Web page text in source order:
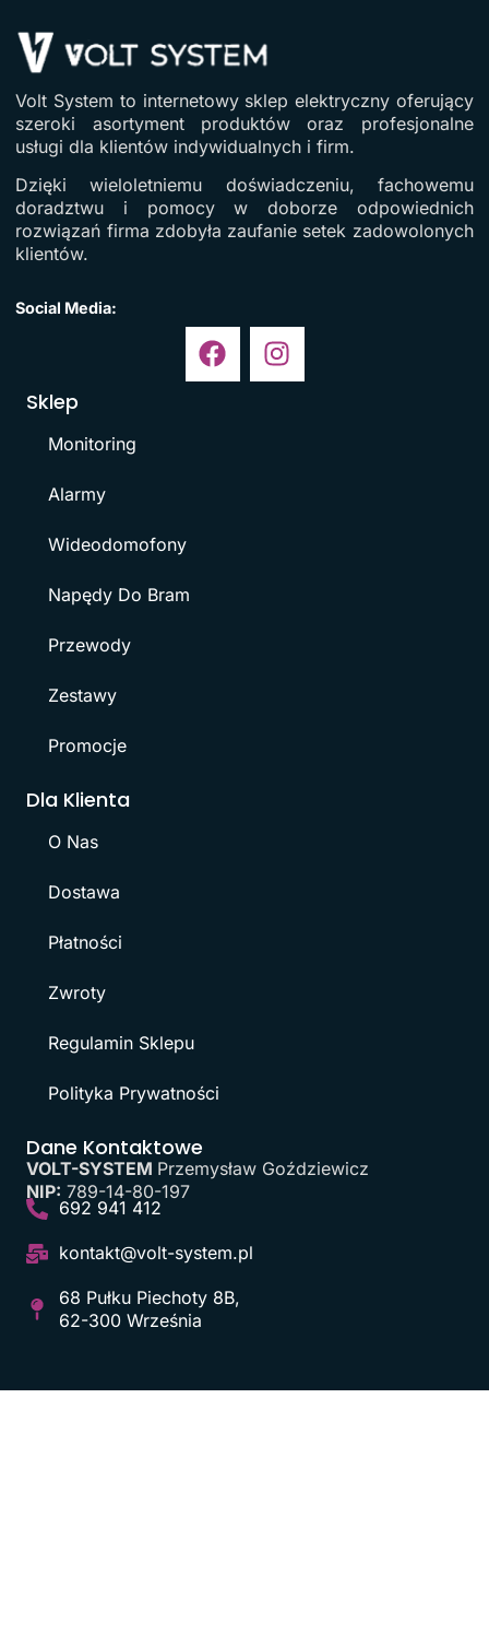
Volt System to internetowy sklep elektryczny oferujący
szeroki asortyment produktów oraz profesjonalne
usługi dla klientów indywidualnych i firm.
Dzięki wieloletniemu doświadczeniu, fachowemu
doradztwu i pomocy w doborze odpowiednich
rozwiązań firma zdobyła zaufanie setek zadowolonych
klientów.
Social Media:
Sklep
Monitoring
Alarmy
Wideodomofony
Napędy Do Bram
Przewody
Zestawy
Promocje
Dla Klienta
O Nas
Dostawa
Płatności
Zwroty
Regulamin Sklepu
Polityka Prywatności
Dane Kontaktowe
VOLT-SYSTEM Przemysław Goździewicz
NIP: 789-14-80-197
692 941 412
kontakt@volt-system.pl
68 Pułku Piechoty 8B,
62-300 Września